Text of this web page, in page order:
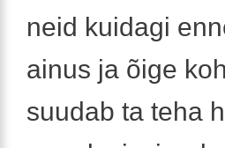
neid kuidagi
ainus ja õige
suudab ta teha